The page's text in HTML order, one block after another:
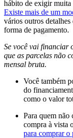
hábito de exigir muita
Existe mais de um
vários outros detalhes
forma de pagamento.
Se você vai financiar
que as parcelas não
mensal bruta.
Você também
do
como o valor
Para quem não
compra à vista
para comprar